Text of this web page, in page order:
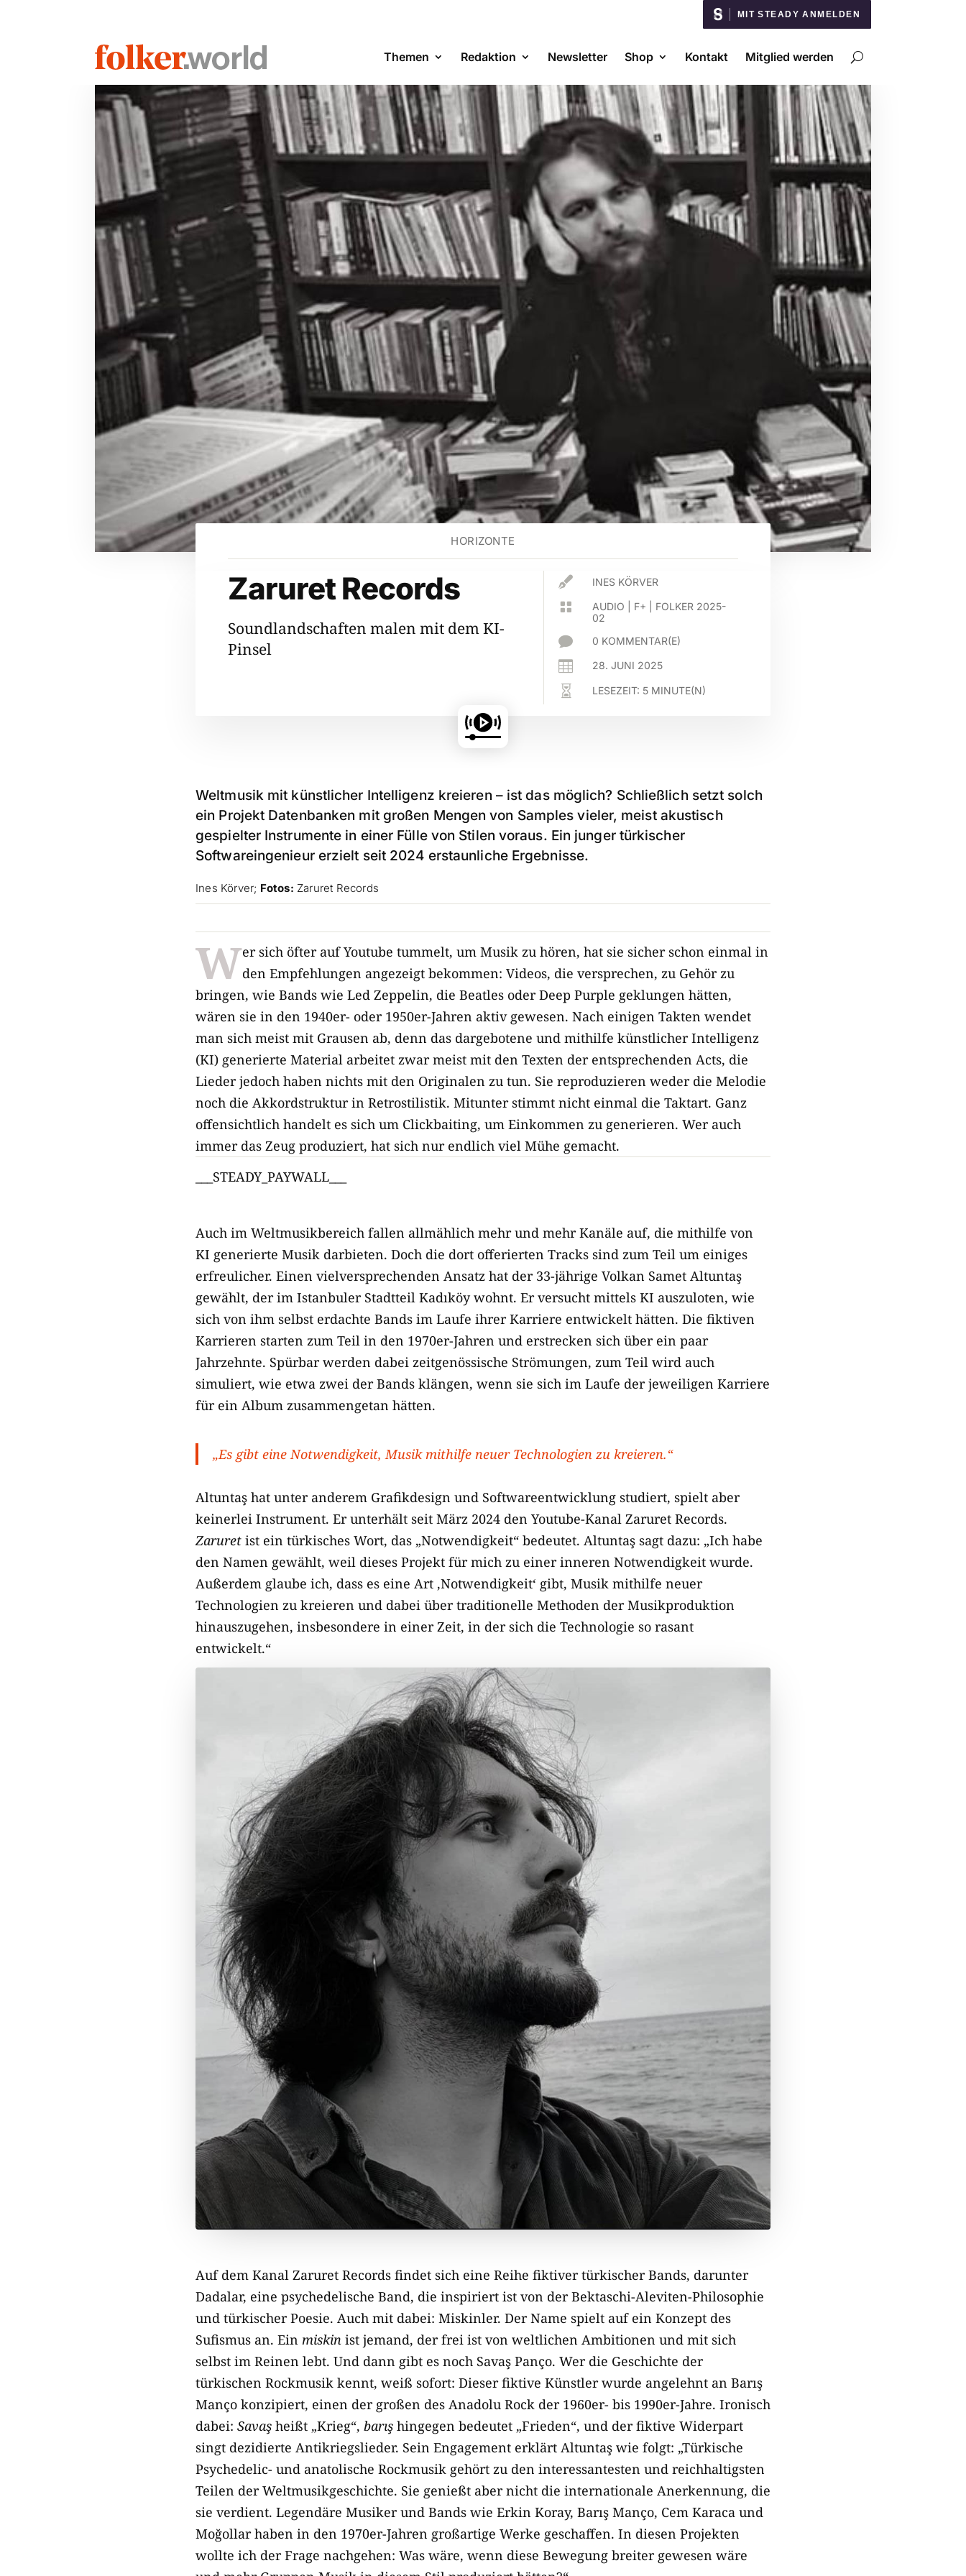
MIT STEADY ANMELDEN
Themen Redaktion Newsletter Shop Kontakt Mitglied werden
HORIZONTE
Zaruret Records
Soundlandschaften malen mit dem KI-
Pinsel
 INES KÖRVER
 AUDIO F+
FOLKER 2025-
02
 0 KOMMENTAR(E)
 28. JUNI 2025
 LESEZEIT: 5 MINUTE(N)
Weltmusik mit künstlicher Intelligenz kreieren – ist das möglich? Schließlich setzt solch
ein Projekt Datenbanken mit großen Mengen von Samples vieler, meist akustisch
gespielter Instrumente in einer Fülle von Stilen voraus. Ein junger türkischer
Softwareingenieur erzielt seit 2024 erstaunliche Ergebnisse.
Ines Körver; Fotos: Zaruret Records
Wer sich öfter auf Youtube tummelt, um Musik zu hören, hat sie sicher schon einmal in
den Empfehlungen angezeigt bekommen: Videos, die versprechen, zu Gehör zu
bringen, wie Bands wie Led Zeppelin, die Beatles oder Deep Purple geklungen hätten,
wären sie in den 1940er- oder 1950er-Jahren aktiv gewesen. Nach einigen Takten wendet
man sich meist mit Grausen ab, denn das dargebotene und mithilfe künstlicher Intelligenz
(KI) generierte Material arbeitet zwar meist mit den Texten der entsprechenden Acts, die
Lieder jedoch haben nichts mit den Originalen zu tun. Sie reproduzieren weder die Melodie
noch die Akkordstruktur in Retrostilistik. Mitunter stimmt nicht einmal die Taktart. Ganz
offensichtlich handelt es sich um Clickbaiting, um Einkommen zu generieren. Wer auch
immer das Zeug produziert, hat sich nur endlich viel Mühe gemacht.
___STEADY_PAYWALL___
Auch im Weltmusikbereich fallen allmählich mehr und mehr Kanäle auf, die mithilfe von
KI generierte Musik darbieten. Doch die dort offerierten Tracks sind zum Teil um einiges
erfreulicher. Einen vielversprechenden Ansatz hat der 33-jährige Volkan Samet Altuntaş
gewählt, der im Istanbuler Stadtteil Kadıköy wohnt. Er versucht mittels KI auszuloten, wie
sich von ihm selbst erdachte Bands im Laufe ihrer Karriere entwickelt hätten. Die fiktiven
Karrieren starten zum Teil in den 1970er-Jahren und erstrecken sich über ein paar
Jahrzehnte. Spürbar werden dabei zeitgenössische Strömungen, zum Teil wird auch
simuliert, wie etwa zwei der Bands klängen, wenn sie sich im Laufe der jeweiligen Karriere
für ein Album zusammengetan hätten.
„Es gibt eine Notwendigkeit, Musik mithilfe neuer Technologien zu kreieren.“
Altuntaş hat unter anderem Grafikdesign und Softwareentwicklung studiert, spielt aber
keinerlei Instrument. Er unterhält seit März 2024 den Youtube-Kanal Zaruret Records.
Zaruret ist ein türkisches Wort, das „Notwendigkeit“ bedeutet. Altuntaş sagt dazu: „Ich habe
den Namen gewählt, weil dieses Projekt für mich zu einer inneren Notwendigkeit wurde.
Außerdem glaube ich, dass es eine Art ‚Notwendigkeit‘ gibt, Musik mithilfe neuer
Technologien zu kreieren und dabei über traditionelle Methoden der Musikproduktion
hinauszugehen, insbesondere in einer Zeit, in der sich die Technologie so rasant
entwickelt.“
Auf dem Kanal Zaruret Records findet sich eine Reihe fiktiver türkischer Bands, darunter
Dadalar, eine psychedelische Band, die inspiriert ist von der Bektaschi-Aleviten-Philosophie
und türkischer Poesie. Auch mit dabei: Miskinler. Der Name spielt auf ein Konzept des
Sufismus an. Ein miskin ist jemand, der frei ist von weltlichen Ambitionen und mit sich
selbst im Reinen lebt. Und dann gibt es noch Savaş Panço. Wer die Geschichte der
türkischen Rockmusik kennt, weiß sofort: Dieser fiktive Künstler wurde angelehnt an Barış
Manço konzipiert, einen der großen des Anadolu Rock der 1960er- bis 1990er-Jahre. Ironisch
dabei: Savaş heißt „Krieg“, barış hingegen bedeutet „Frieden“, und der fiktive Widerpart
singt dezidierte Antikriegslieder. Sein Engagement erklärt Altuntaş wie folgt: „Türkische
Psychedelic- und anatolische Rockmusik gehört zu den interessantesten und reichhaltigsten
Teilen der Weltmusikgeschichte. Sie genießt aber nicht die internationale Anerkennung, die
sie verdient. Legendäre Musiker und Bands wie Erkin Koray, Barış Manço, Cem Karaca und
Moğollar haben in den 1970er-Jahren großartige Werke geschaffen. In diesen Projekten
wollte ich der Frage nachgehen: Was wäre, wenn diese Bewegung breiter gewesen wäre